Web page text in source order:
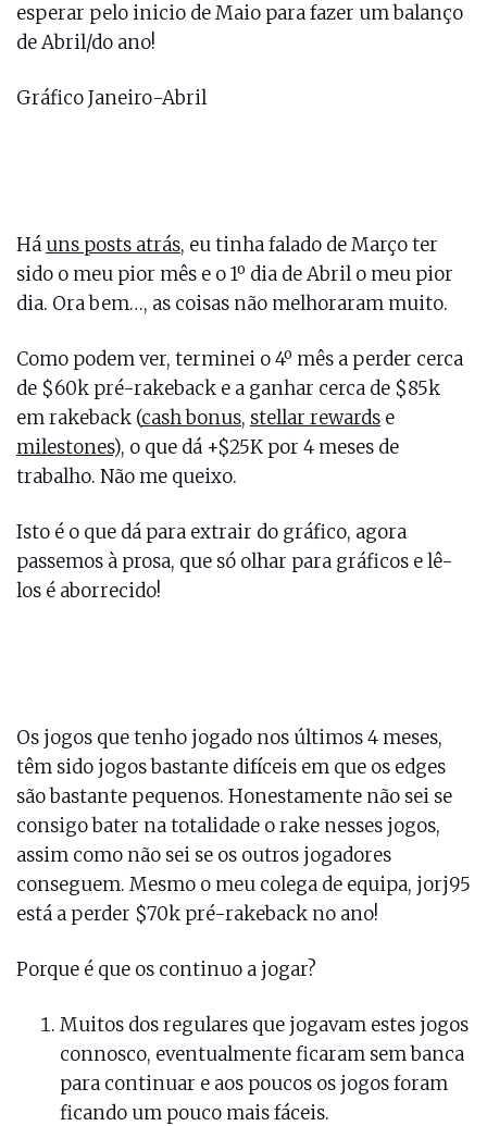
esperar pelo inicio de Maio para fazer um balanço
de Abril/do ano!
Gráfico Janeiro-Abril
Há uns posts atrás, eu tinha falado de Março ter
sido o meu pior mês e o 1º dia de Abril o meu pior
dia. Ora bem…, as coisas não melhoraram muito.
Como podem ver, terminei o 4º mês a perder cerca
de $60k pré-rakeback e a ganhar cerca de $85k
em rakeback (cash bonus, stellar rewards e
milestones), o que dá +$25K por 4 meses de
trabalho. Não me queixo.
Isto é o que dá para extrair do gráfico, agora
passemos à prosa, que só olhar para gráficos e lê-
los é aborrecido!
Os jogos que tenho jogado nos últimos 4 meses,
têm sido jogos bastante difíceis em que os edges
são bastante pequenos. Honestamente não sei se
consigo bater na totalidade o rake nesses jogos,
assim como não sei se os outros jogadores
conseguem. Mesmo o meu colega de equipa, jorj95
está a perder $70k pré-rakeback no ano!
Porque é que os continuo a jogar?
Muitos dos regulares que jogavam estes jogos
connosco, eventualmente ficaram sem banca
para continuar e aos poucos os jogos foram
ficando um pouco mais fáceis.